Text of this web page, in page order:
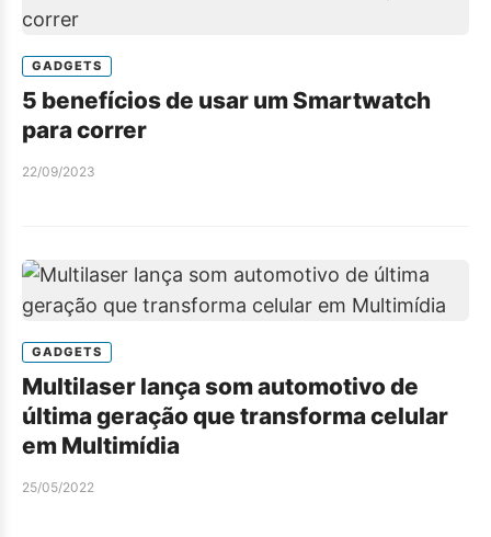
GADGETS
5 benefícios de usar um Smartwatch
para correr
22/09/2023
GADGETS
Multilaser lança som automotivo de
última geração que transforma celular
em Multimídia
25/05/2022